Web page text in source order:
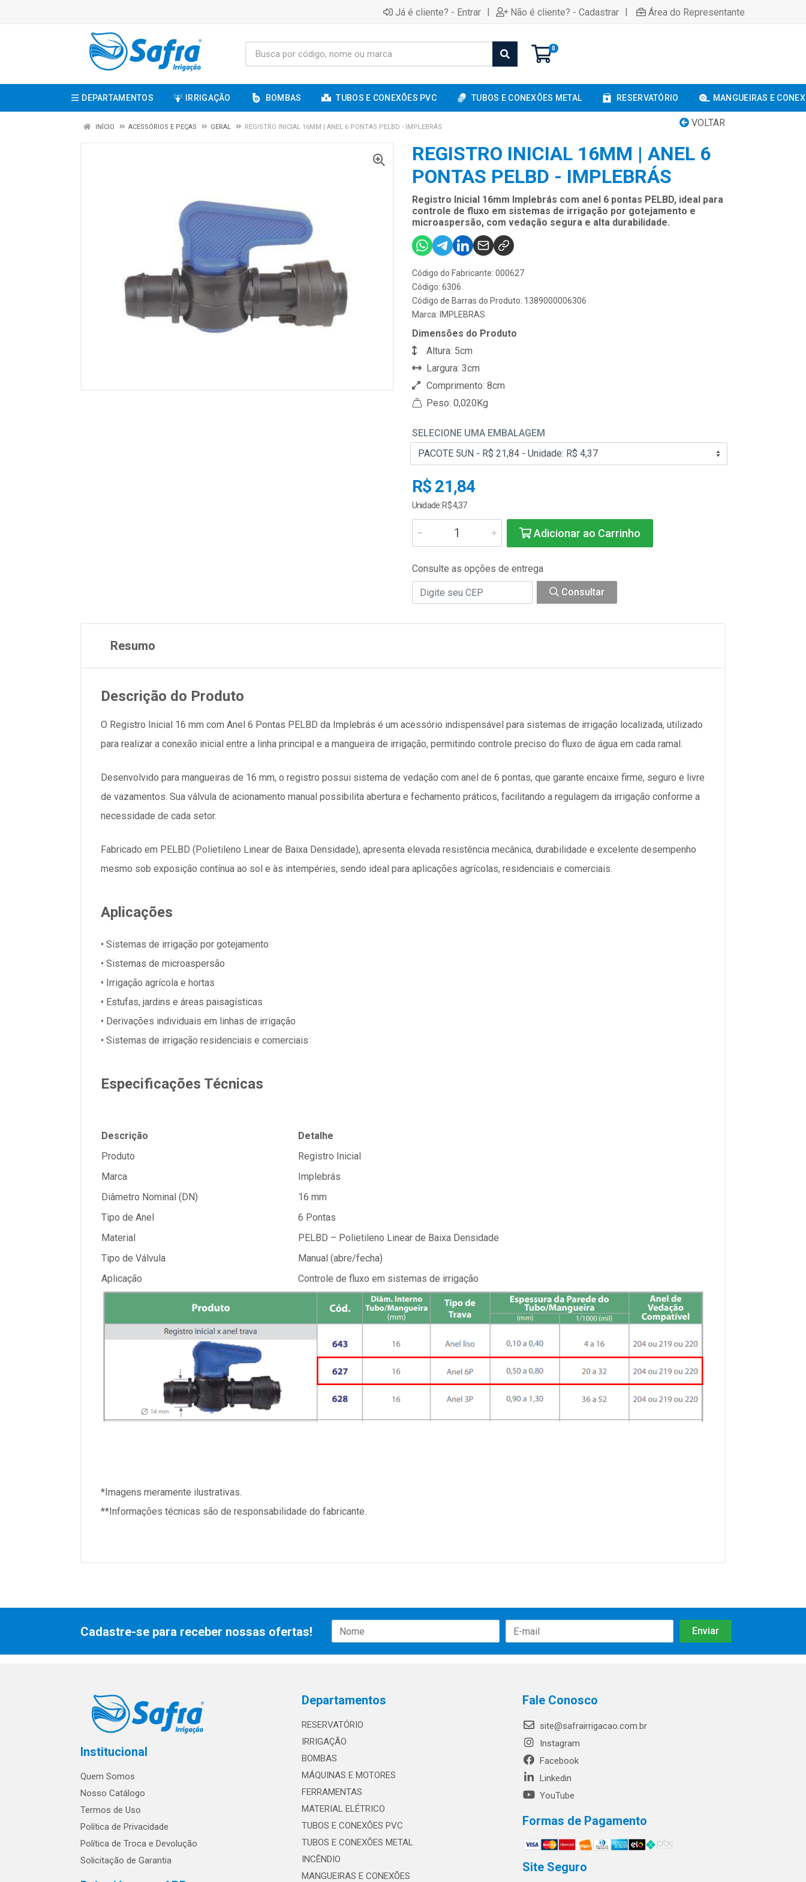
Já é cliente? - Entrar | Não é cliente? - Cadastrar | Área do Representante
0
DEPARTAMENTOS IRRIGAÇÃO BOMBAS TUBOS E CONEXÕES PVC TUBOS E CONEXÕES METAL RESERVATÓRIO MANGUEIRAS E
VOLTAR
INÍCIO ACESSÓRIOS E PEÇAS GERAL REGISTRO INICIAL 16MM | ANEL 6 PONTAS PELBD - IMPLEBRÁS
REGISTRO INICIAL 16MM | ANEL 6
PONTAS PELBD - IMPLEBRÁS
Registro Inicial 16mm Implebrás com anel 6 pontas PELBD, ideal para
controle de fluxo em sistemas de irrigação por gotejamento e
microaspersão, com vedação segura e alta durabilidade.
Código do Fabricante: 000627
Código: 6306
Código de Barras do Produto: 1389000006306
Marca: IMPLEBRAS
Dimensões do Produto
Altura: 5cm
Largura: 3cm
Comprimento: 8cm
Peso: 0,020Kg
SELECIONE UMA EMBALAGEM
R$ 21,84
Unidade: R$ 4,37
Adicionar ao Carrinho
Consulte as opções de entrega
Consultar
Resumo
Descrição do Produto
O Registro Inicial 16 mm com Anel 6 Pontas PELBD da Implebrás é um acessório indispensável para sistemas de irrigação localizada, utilizado
para realizar a conexão inicial entre a linha principal e a mangueira de irrigação, permitindo controle preciso do fluxo de água em cada ramal.
Desenvolvido para mangueiras de 16 mm, o registro possui sistema de vedação com anel de 6 pontas, que garante encaixe firme, seguro e livre
de vazamentos. Sua válvula de acionamento manual possibilita abertura e fechamento práticos, facilitando a regulagem da irrigação conforme a
necessidade de cada setor.
Fabricado em PELBD (Polietileno Linear de Baixa Densidade), apresenta elevada resistência mecânica, durabilidade e excelente desempenho
mesmo sob exposição contínua ao sol e às intempéries, sendo ideal para aplicações agrícolas, residenciais e comerciais.
Aplicações
• Sistemas de irrigação por gotejamento
• Sistemas de microaspersão
• Irrigação agrícola e hortas
• Estufas, jardins e áreas paisagísticas
• Derivações individuais em linhas de irrigação
• Sistemas de irrigação residenciais e comerciais
Especificações Técnicas
Descrição
Detalhe
Produto
Registro Inicial
Marca
Implebrás
Diâmetro Nominal (DN)
16 mm
Tipo de Anel
6 Pontas
Material
PELBD – Polietileno Linear de Baixa Densidade
Tipo de Válvula
Manual (abre/fecha)
Aplicação
Controle de fluxo em sistemas de irrigação
*Imagens meramente ilustrativas.
**Informações técnicas são de responsabilidade do fabricante.
Cadastre-se para receber nossas ofertas!
Institucional
Quem Somos
Nosso Catálogo
Termos de Uso
Política de Privacidade
Política de Troca e Devolução
Solicitação de Garantia
Departamentos
RESERVATÓRIO
IRRIGAÇÃO
BOMBAS
MÁQUINAS E MOTORES
FERRAMENTAS
MATERIAL ELÉTRICO
TUBOS E CONEXÕES PVC
TUBOS E CONEXÕES METAL
INCÊNDIO
MANGUEIRAS E CONEXÕES
Fale Conosco
site@safrairrigacao.com.br
Instagram
Facebook
Linkedin
YouTube
Formas de Pagamento
Site Seguro